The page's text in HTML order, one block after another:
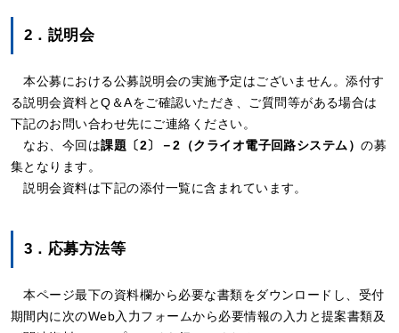
2．説明会
本公募における公募説明会の実施予定はございません。添付す
る説明会資料とQ＆Aをご確認いただき、ご質問等がある場合は
下記のお問い合わせ先にご連絡ください。
なお、今回は課題〔2〕－2（クライオ電子回路システム）の募
集となります。
説明会資料は下記の添付一覧に含まれています。
3．応募方法等
本ページ最下の資料欄から必要な書類をダウンロードし、受付
期間内に次のWeb入力フォームから必要情報の入力と提案書類及